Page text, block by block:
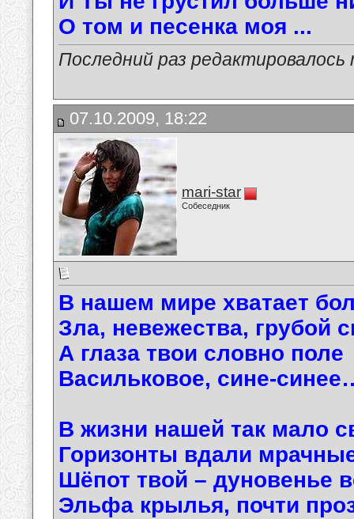
О том и песенка моя ...
Последний раз
07.10.2009, 18:22
mari-star
Собеседник
В нашем мире хватает
Зла, невежества, грубой
А глаза твои словно поле
Васильковое, сине-
В жизни нашей так мало
Горизонты вдали
Шёпот твой – дуновенье
Эльфа крылья, почти